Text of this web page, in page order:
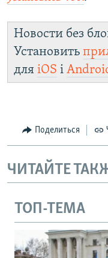
Новости без
Установить
для iOS і
Поделиться
ЧИТАЙТЕ
ТОП-ТЕМА